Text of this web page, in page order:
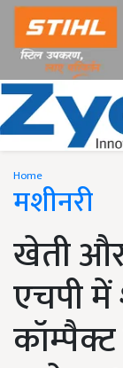
Home
मशीनरी
खेती
एचपी में